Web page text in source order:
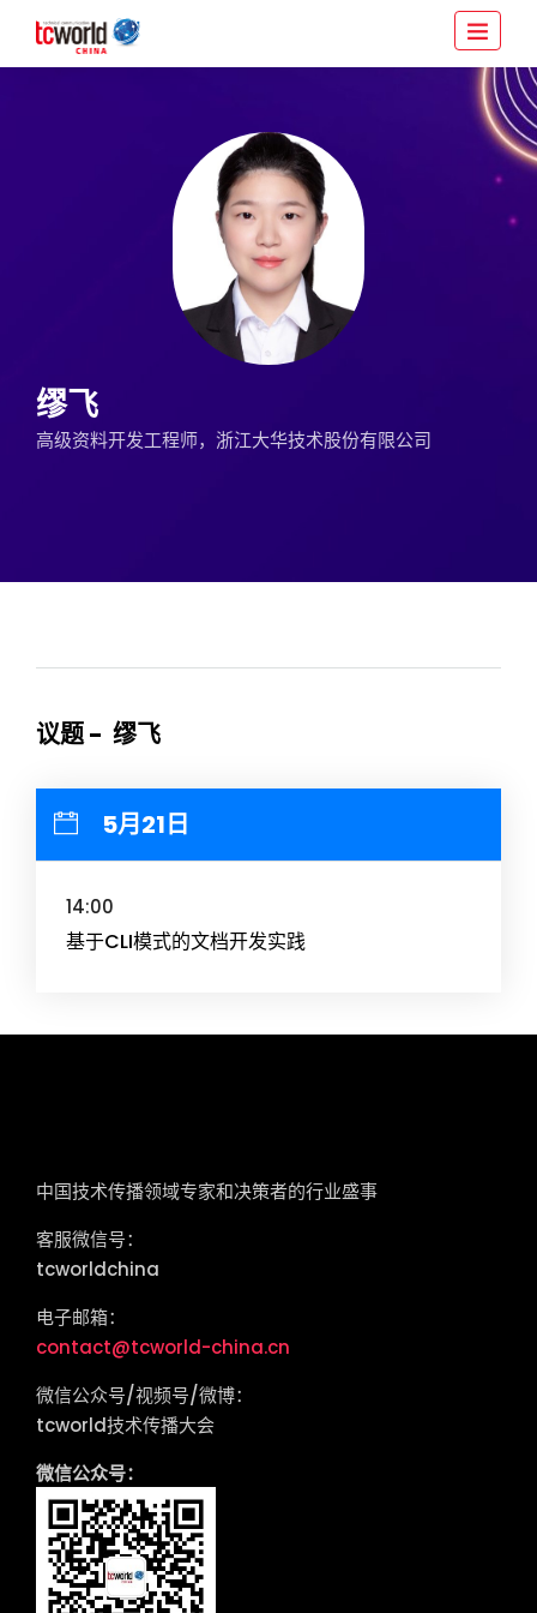
缪飞
高级资料开发工程师，浙江大华技术股份有限公司
议题 - 缪飞
5月21日
14:00
基于CLI模式的文档开发实践
中国技术传播领域专家和决策者的行业盛事
客服微信号：
tcworldchina
电子邮箱：
contact@tcworld-china.cn
微信公众号/视频号/微博：
tcworld技术传播大会
微信公众号：